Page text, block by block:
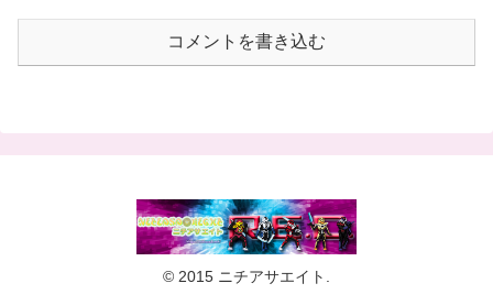
コメントを書き込む
© 2015 ニチアサエイト.